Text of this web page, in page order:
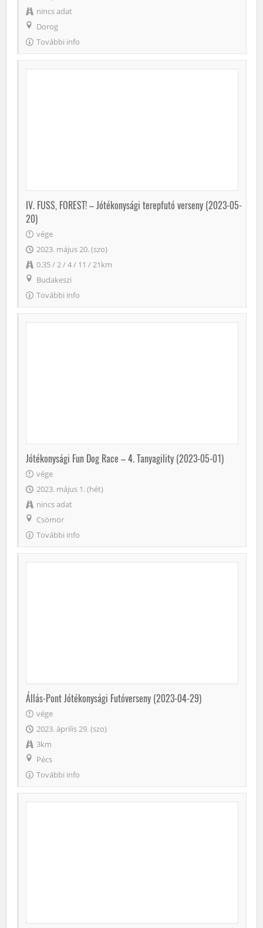
nincs adat
Dorog
További info
IV. FUSS, FOREST! – Jótékonysági terepfutó verseny (2023-05-
20)
vége
2023. május 20. (szo)
0.35 / 2 / 4 / 11 / 21km
Budakeszi
További info
Jótékonysági Fun Dog Race – 4. Tanyagility (2023-05-01)
vége
2023. május 1. (hét)
nincs adat
Csömör
További info
Állás-Pont Jótékonysági Futóverseny (2023-04-29)
vége
2023. április 29. (szo)
3km
Pécs
További info